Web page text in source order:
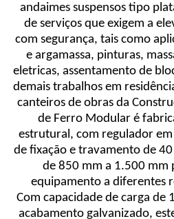
andaimes suspensos tipo
de serviços que exigem a
com segurança, tais como
e argamassa, pinturas,
eletricas, assentamento de
demais trabalhos em
canteiros de obras da
de Ferro Modular é
estrutural, com regulador
de fixação e travamento de
de 850 mm a 1.500 mm
equipamento a diferentes
Com capacidade de carga de
acabamento galvanizado,